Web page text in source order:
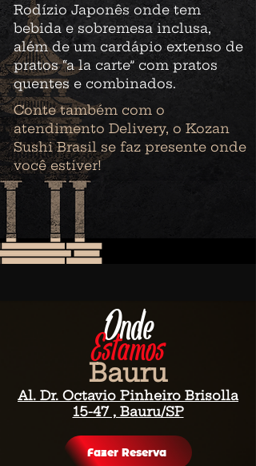
Rodízio Japonês onde tem
bebida e sobremesa inclusa,
além de um cardápio extenso de
pratos “a la carte” com pratos
quentes e combinados.
Conte também com o
atendimento Delivery, o Kozan
Sushi Brasil se faz presente onde
você estiver!
Onde
Estamos
Bauru
Al. Dr. Octavio Pinheiro Brisolla
15-47 , Bauru/SP
Fazer Reserva